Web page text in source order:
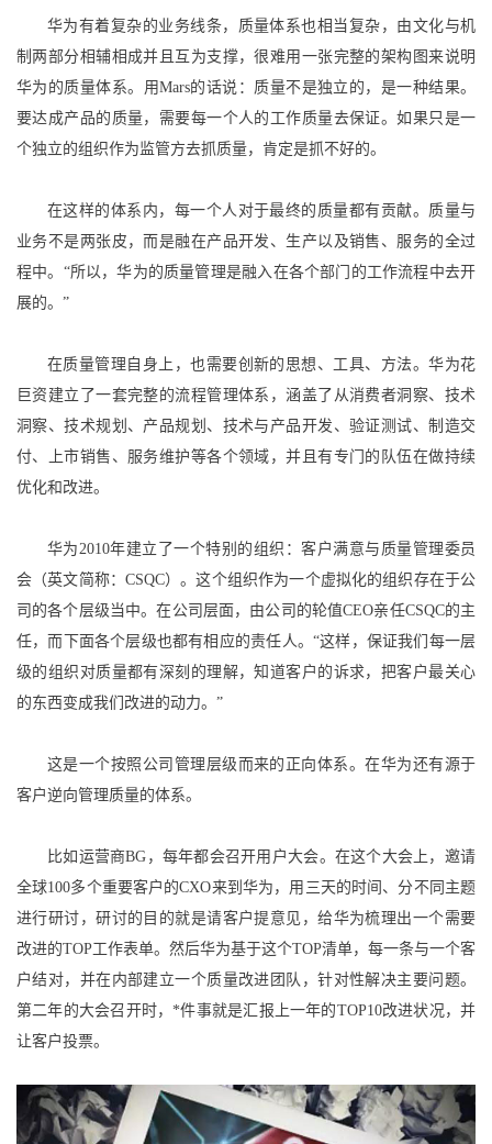
华为有着复杂的业务线条，质量体系也相当复杂，由文化与机
制两部分相辅相成并且互为支撑，很难用一张完整的架构图来说明
华为的质量体系。用Mars的话说：质量不是独立的，是一种结果。
要达成产品的质量，需要每一个人的工作质量去保证。如果只是一
个独立的组织作为监管方去抓质量，肯定是抓不好的。
在这样的体系内，每一个人对于最终的质量都有贡献。质量与
业务不是两张皮，而是融在产品开发、生产以及销售、服务的全过
程中。“所以，华为的质量管理是融入在各个部门的工作流程中去开
展的。”
在质量管理自身上，也需要创新的思想、工具、方法。华为花
巨资建立了一套完整的流程管理体系，涵盖了从消费者洞察、技术
洞察、技术规划、产品规划、技术与产品开发、验证测试、制造交
付、上市销售、服务维护等各个领域，并且有专门的队伍在做持续
优化和改进。
华为2010年建立了一个特别的组织：客户满意与质量管理委员
会（英文简称：CSQC）。这个组织作为一个虚拟化的组织存在于公
司的各个层级当中。在公司层面，由公司的轮值CEO亲任CSQC的主
任，而下面各个层级也都有相应的责任人。“这样，保证我们每一层
级的组织对质量都有深刻的理解，知道客户的诉求，把客户最关心
的东西变成我们改进的动力。”
这是一个按照公司管理层级而来的正向体系。在华为还有源于
客户逆向管理质量的体系。
比如运营商BG，每年都会召开用户大会。在这个大会上，邀请
全球100多个重要客户的CXO来到华为，用三天的时间、分不同主题
进行研讨，研讨的目的就是请客户提意见，给华为梳理出一个需要
改进的TOP工作表单。然后华为基于这个TOP清单，每一条与一个客
户结对，并在内部建立一个质量改进团队，针对性解决主要问题。
第二年的大会召开时，*件事就是汇报上一年的TOP10改进状况，并
让客户投票。